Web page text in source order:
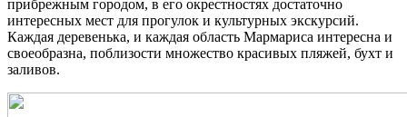
прибрежным городом, в его окрестностях достаточно
интересных мест для прогулок и культурных экскурсий.
Каждая деревенька, и каждая область Мармариса интересна и
своеобразна, поблизости множество красивых пляжей, бухт и
заливов.